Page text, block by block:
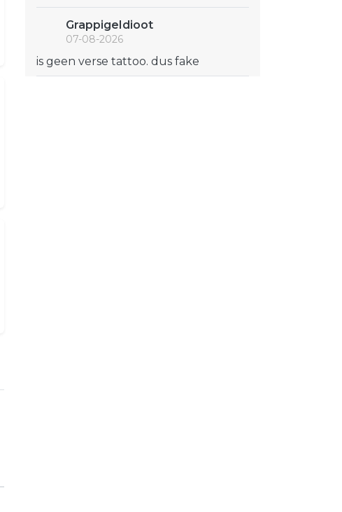
GrappigeIdioot
07-08-2026
is geen verse tattoo. dus fake